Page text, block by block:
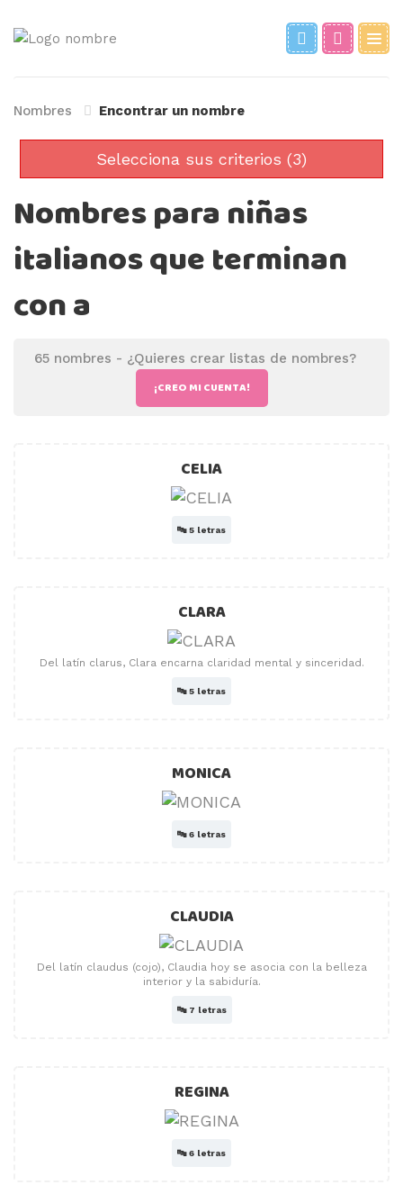
Nombres Encontrar un nombre
Selecciona sus criterios (3)
Nombres para niñas
italianos que terminan
con a
65 nombres - ¿Quieres crear listas de nombres?
¡CREO MI CUENTA!
CELIA
🔤5 letras
CLARA
Del latín clarus, Clara encarna claridad mental y sinceridad.
🔤5 letras
MONICA
🔤6 letras
CLAUDIA
Del latín claudus (cojo), Claudia hoy se asocia con la belleza
interior y la sabiduría.
🔤 7 letras
REGINA
🔤6 letras